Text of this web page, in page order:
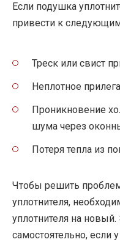
Если подушка
привести к
Треск или свист
Неплотное
Проникновение
шума через
Потеря тепла из
Чтобы решить
уплотнителя,
уплотнителя на
самостоятельно, если